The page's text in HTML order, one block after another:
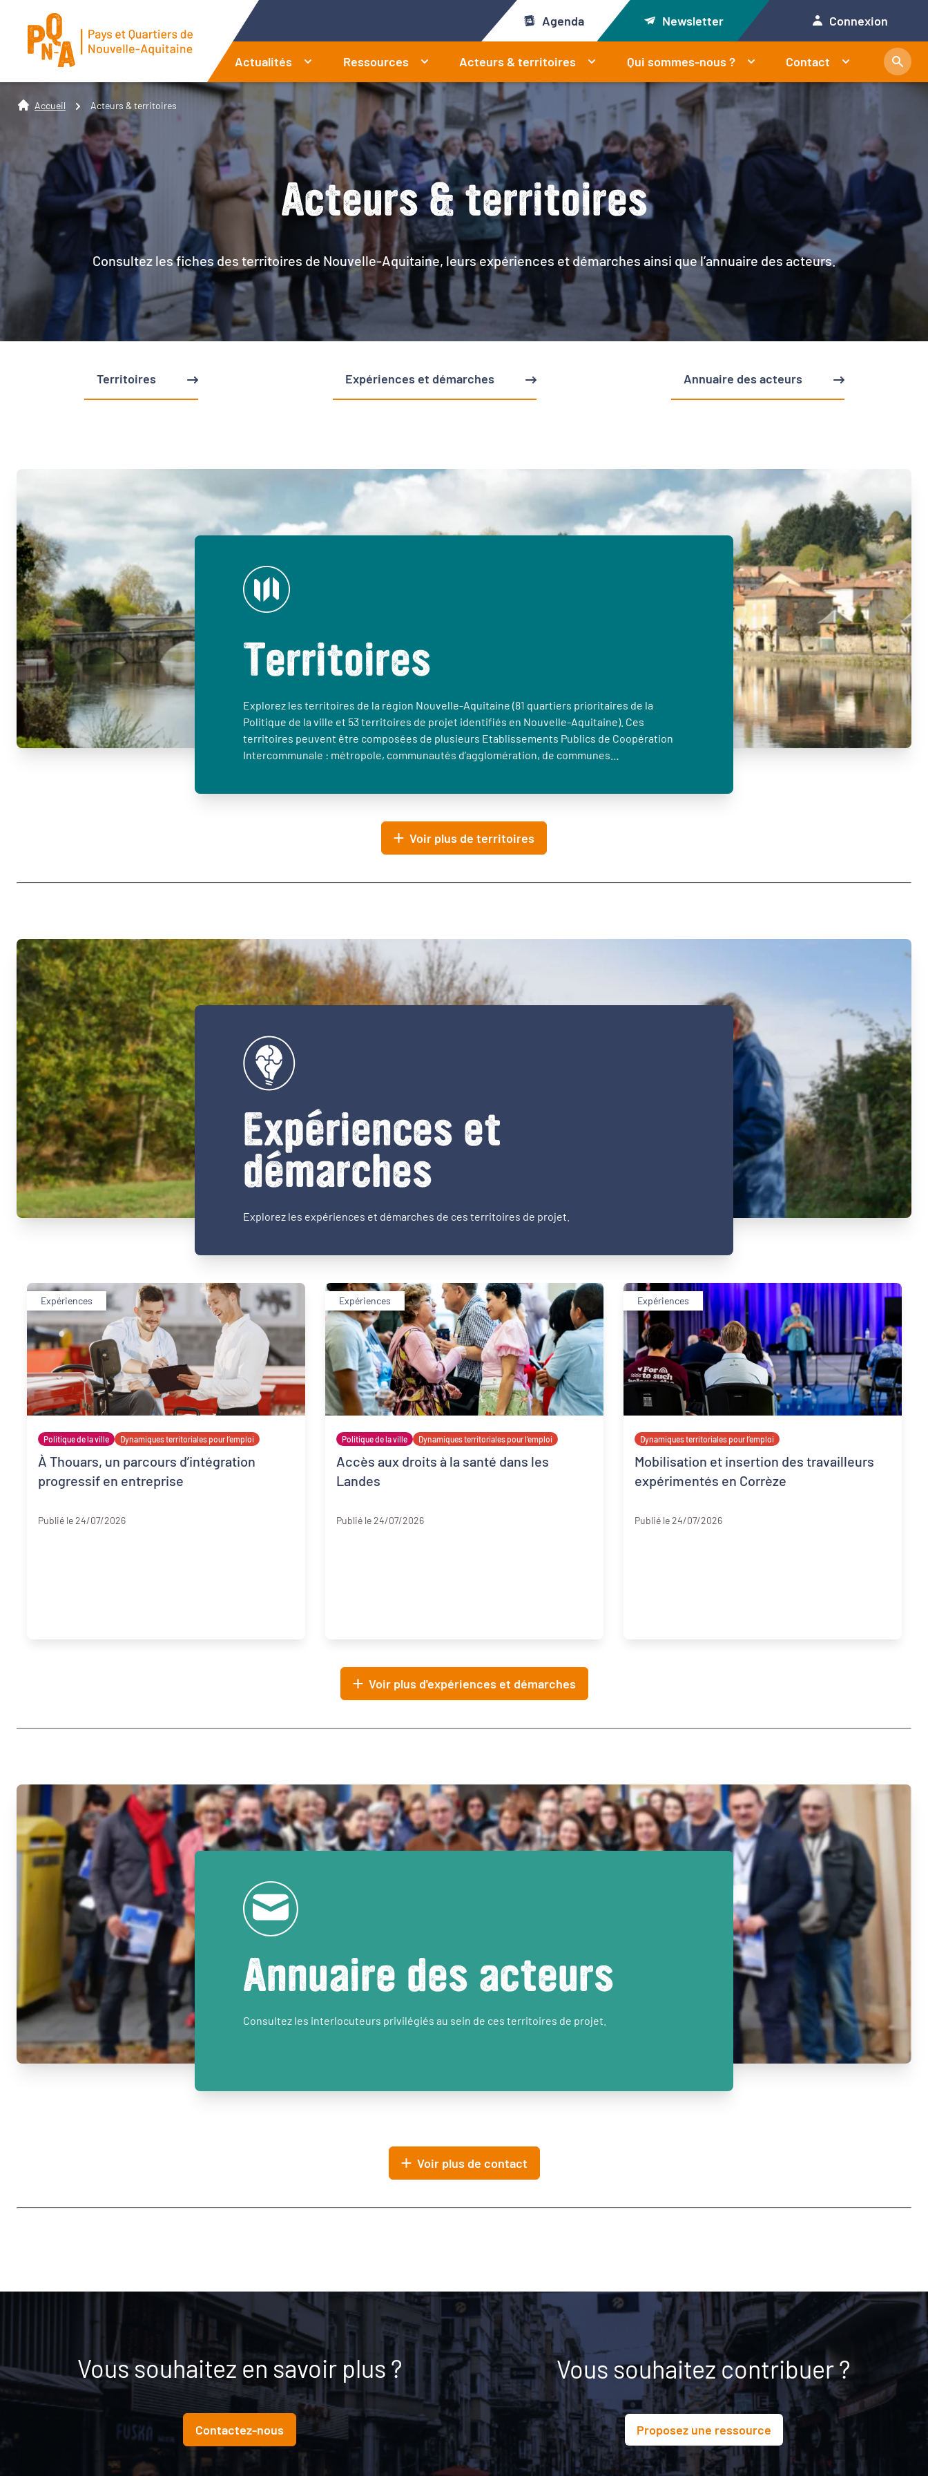
Agenda Newsletter Connexion
Actualités Ressources Acteurs & territoires Qui sommes-nous ? Contact
Accueil Acteurs & territoires
Acteurs & territoires
Consultez les fiches des territoires de Nouvelle-Aquitaine, leurs expériences et démarches ainsi que l’annuaire des acteurs.
Territoires Expériences et démarches Annuaire des acteurs
Territoires
Explorez les territoires de la région Nouvelle-Aquitaine (81 quartiers prioritaires de la
Politique de la ville et 53 territoires de projet identifiés en Nouvelle-Aquitaine). Ces
territoires peuvent être composées de plusieurs Etablissements Publics de Coopération
Intercommunale : métropole, communautés d’agglomération, de communes…
Voir plus de territoires
Expériences et
démarches
Explorez les expériences et démarches de ces territoires de projet.
Expériences
Politique de la ville Dynamiques territoriales pour l’emploi
À Thouars, un parcours d’intégration
progressif en entreprise
Publié le 24/07/2026
Expériences
Politique de la ville Dynamiques territoriales pour l’emploi
Accès aux droits à la santé dans les
Landes
Publié le 24/07/2026
Expériences
Dynamiques territoriales pour l’emploi
Mobilisation et insertion des travailleurs
expérimentés en Corrèze
Publié le 24/07/2026
Voir plus d'expériences et démarches
Annuaire des acteurs
Consultez les interlocuteurs privilégiés au sein de ces territoires de projet.
Voir plus de contact
Vous souhaitez en savoir plus ?
Contactez-nous
Vous souhaitez contribuer ?
Proposez une ressource